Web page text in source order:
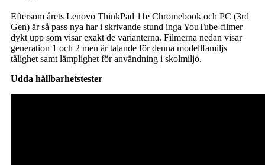
Eftersom årets Lenovo ThinkPad 11e Chromebook och PC (3rd
Gen) är så pass nya har i skrivande stund inga YouTube-filmer
dykt upp som visar exakt de varianterna. Filmerna nedan visar
generation 1 och 2 men är talande för denna modellfamiljs
tålighet samt lämplighet för användning i skolmiljö.
Udda hållbarhetstester